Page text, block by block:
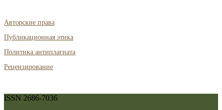
Авторские права
Публикационная этика
Политика антиплагиата
Рецензирование
ISSN 2686-7036